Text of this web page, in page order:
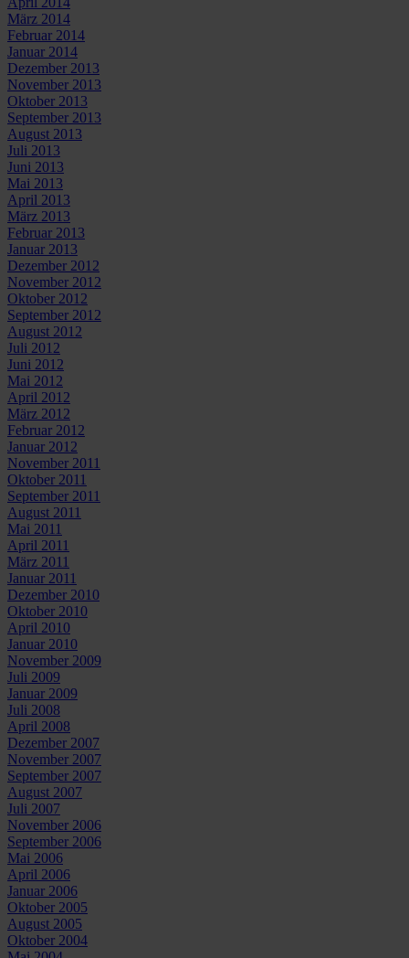
März 2014
Februar 2014
Januar 2014
Dezember 2013
November 2013
Oktober 2013
September 2013
August 2013
Juli 2013
Juni 2013
Mai 2013
April 2013
März 2013
Februar 2013
Januar 2013
Dezember 2012
November 2012
Oktober 2012
September 2012
August 2012
Juli 2012
Juni 2012
Mai 2012
April 2012
März 2012
Februar 2012
Januar 2012
November 2011
Oktober 2011
September 2011
August 2011
Mai 2011
April 2011
März 2011
Januar 2011
Dezember 2010
Oktober 2010
April 2010
Januar 2010
November 2009
Juli 2009
Januar 2009
Juli 2008
April 2008
Dezember 2007
November 2007
September 2007
August 2007
Juli 2007
November 2006
September 2006
Mai 2006
April 2006
Januar 2006
Oktober 2005
August 2005
Oktober 2004